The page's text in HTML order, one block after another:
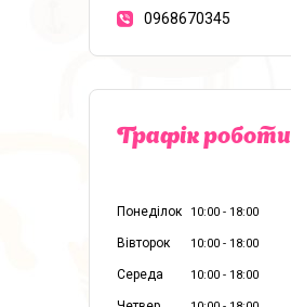
0968670345
Графік роботи
Понеділок 10:00 18:00
Вівторок 10:00 18:00
Середа 10:00 18:00